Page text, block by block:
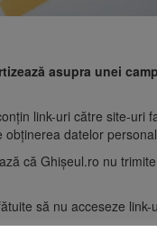
asupra unei
link-uri către site-uri
datelor
că Ghișeul.ro nu
să nu acceseze